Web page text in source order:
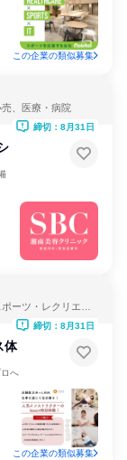
この企業の類似募集
、医療・病院
締切：8月31日
ーツ・レクリエー
体
へ
締切：8月31日
この企業の類似募集